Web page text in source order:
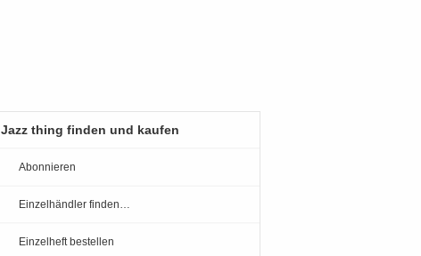
Jazz thing finden und kaufen
Abonnieren
Einzelhändler finden…
Einzelheft bestellen